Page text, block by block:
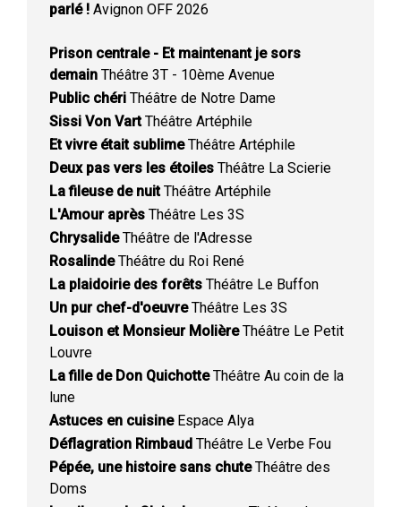
parlé ! Avignon OFF 2026
Prison centrale - Et maintenant je sors
demain Théâtre 3T - 10ème Avenue
Public chéri Théâtre de Notre Dame
Sissi Von VartThéâtre Artéphile
Et vivre était sublimeThéâtre Artéphile
Deux pas vers les étoiles Théâtre La Scierie
La fileuse de nuitThéâtre Artéphile
L'Amour après Théâtre Les 3S
ChrysalideThéâtre de l'Adresse
RosalindeThéâtre du Roi René
La plaidoirie des forêts Théâtre Le Buffon
Un pur chef-d'oeuvreThéâtre Les 3S
Louison et Monsieur MolièreThéâtre Le Petit
Louvre
La fille de Don QuichotteThéâtre Au coin de la
lune
Astuces en cuisineEspace Alya
Déflagration Rimbaud Théâtre Le Verbe Fou
Pépée, une histoire sans chuteThéâtre des
Doms